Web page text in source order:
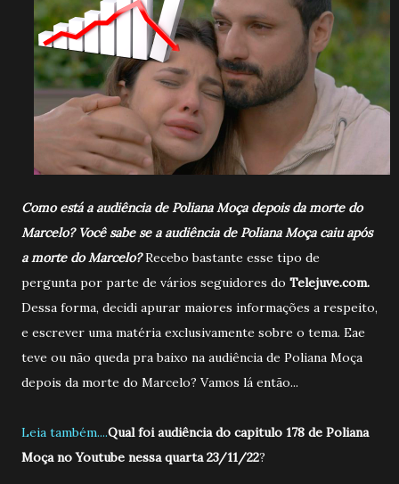
Como está a audiência de Poliana Moça depois da morte do
Marcelo? Você sabe se a audiência de Poliana Moça caiu após
a morte do Marcelo?Recebo bastante esse tipo de
pergunta por parte de vários seguidores do Telejuve.com.
Dessa forma, decidi apurar maiores informações a respeito,
e escrever uma matéria exclusivamente sobre o tema. Eae
teve ou não queda pra baixo na audiência de Poliana Moça
depois da morte do Marcelo? Vamos lá então...
Leia também....Qual foi audiência do capitulo 178 de Poliana
Moça no Youtube nessa quarta 23/11/22?